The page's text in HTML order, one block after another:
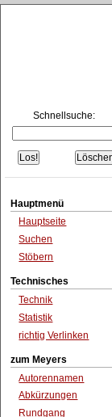
Schnellsuche:
Hauptmenü
Hauptseite
Suchen
Stöbern
Technisches
Technik
Statistik
richtig Verlinken
zum Meyers
Autorennamen
Abkürzungen
Rundgang